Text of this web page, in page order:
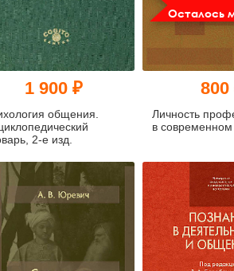
1 900 ₽
общения.
2-е изд.
Осталось
800
Личность
в